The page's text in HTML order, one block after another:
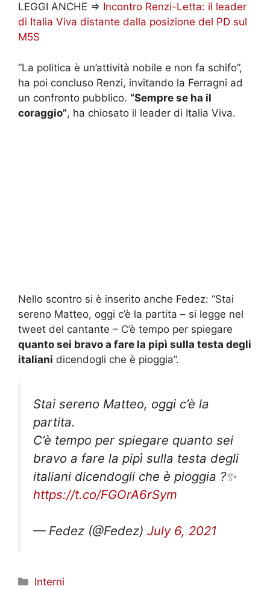
LEGGI ANCHE => Incontro Renzi-Letta: il leader
di Italia Viva distante dalla posizione del PD sul
M5S
“La politica è un’attività nobile e non fa schifo”,
ha poi concluso Renzi, invitando la Ferragni ad
un confronto pubblico. “Sempre se ha il
coraggio”, ha chiosato il leader di Italia Viva.
Nello scontro si è inserito anche Fedez: “Stai
sereno Matteo, oggi c’è la partita – si legge nel
tweet del cantante – C’è tempo per spiegare
quanto sei bravo a fare la pipì sulla testa degli
italiani dicendogli che è pioggia”.
Stai sereno Matteo, oggi c’è la
partita.
C’è tempo per spiegare quanto sei
bravo a fare la pipì sulla testa degli
italiani dicendogli che è pioggia ?✨
https://t.co/FGOrA6rSym
— Fedez (@Fedez) July 6, 2021
Categorie
Interni